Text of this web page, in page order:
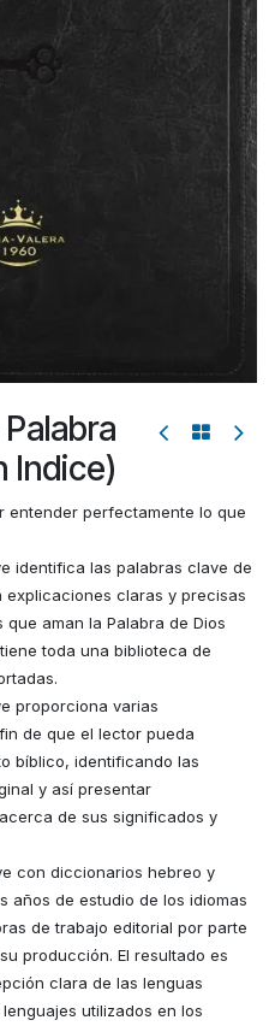
Indice)
entender perfectamente lo que
identifica las palabras clave de
explicaciones claras y precisas
aman la Palabra de Dios
toda una biblioteca de
proporciona varias
de que el lector pueda
bíblico, identificando las
y así presentar
de sus significados y
con diccionarios hebreo y
años de estudio de los idiomas
de trabajo editorial por parte
producción. El resultado es
clara de las lenguas
utilizados en los